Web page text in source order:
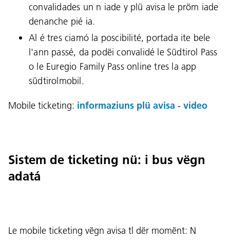
convalidades un n iade y plü avisa le pröm iade
denanche pié ia.
Al é tres ciamó la poscibilité, portada ite bele
l'ann passé, da podëi convalidé le Südtirol Pass
o le Euregio Family Pass online tres la app
südtirolmobil.
Mobile ticketing: informaziuns plü avisa - video
Sistem de ticketing nü: i bus vëgn
adatá
Le mobile ticketing vëgn avisa tl dër momënt: N